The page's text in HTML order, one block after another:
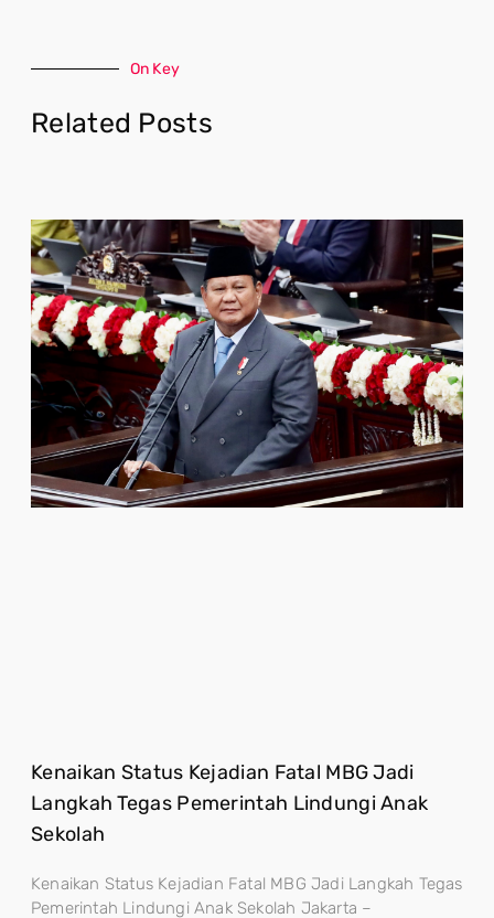
On Key
Related Posts
Kenaikan Status Kejadian Fatal MBG Jadi
Langkah Tegas Pemerintah Lindungi Anak
Sekolah
Kenaikan Status Kejadian Fatal MBG Jadi Langkah Tegas
Pemerintah Lindungi Anak Sekolah Jakarta –